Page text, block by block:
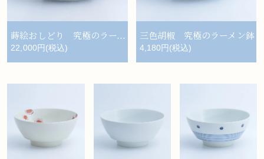
蒔絵おしどり 究極のラーメン鉢
22,000円(税込)
三色胡椒 究極のラーメン鉢
4,180円(税込)